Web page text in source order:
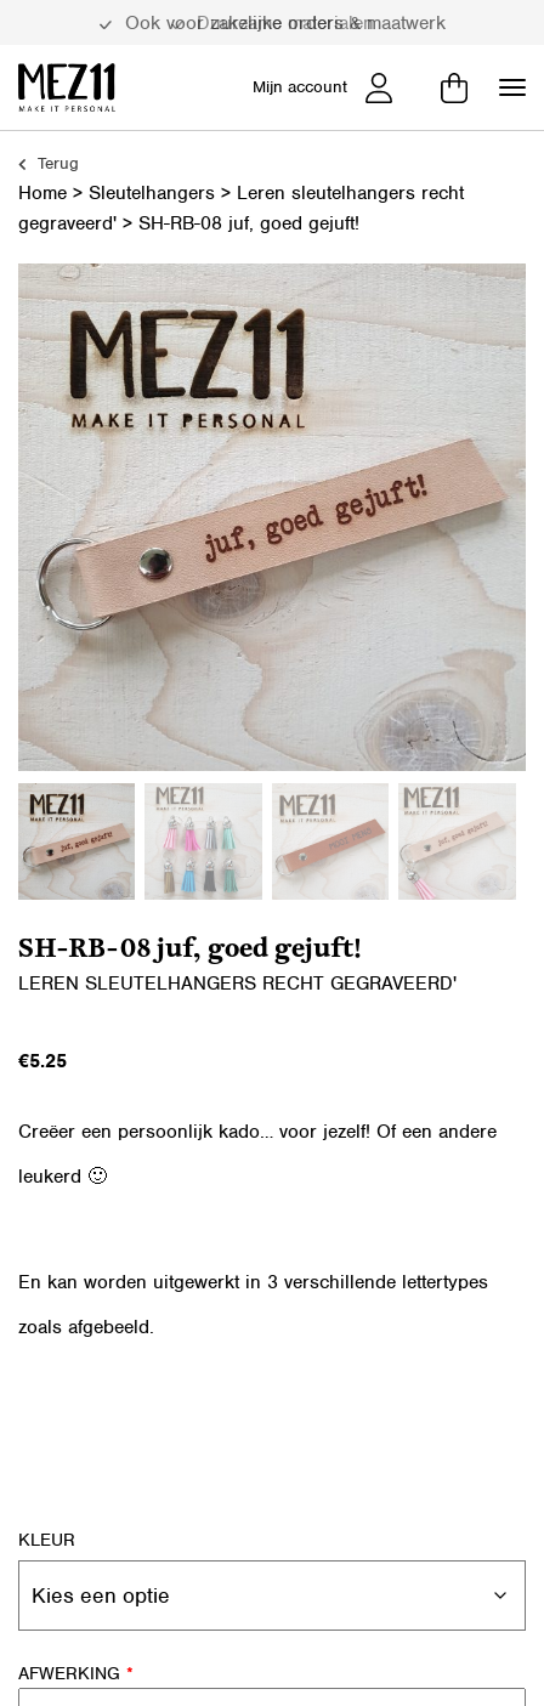
Duurzame materialen
Mijn account
Terug
Home > Sleutelhangers > Leren sleutelhangers recht
gegraveerd' > SH-RB-08 juf, goed gejuft!
SH-RB-08 juf, goed gejuft!
LEREN SLEUTELHANGERS RECHT GEGRAVEERD'
€5.25
Creëer een persoonlijk kado… voor jezelf! Of een andere
leukerd 🙂
En kan worden uitgewerkt in 3 verschillende lettertypes
zoals afgebeeld.
KLEUR
AFWERKING *